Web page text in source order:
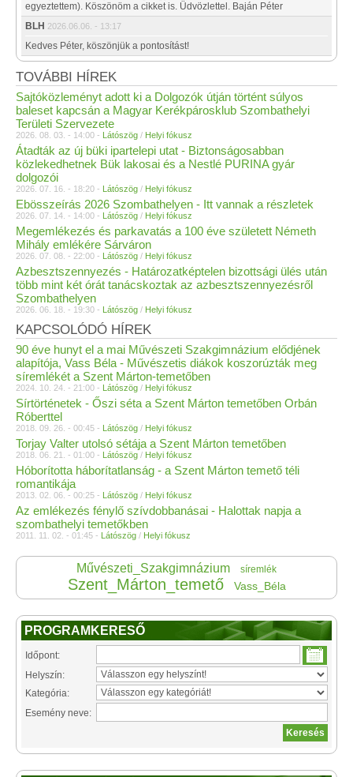
egyeztettem). Köszönöm a cikket is. Üdvözlettel. Baján Péter
BLH 2026.06.06. - 13:17
Kedves Péter, köszönjük a pontosítást!
TOVÁBBI HÍREK
Sajtóközleményt adott ki a Dolgozók útján történt súlyos
baleset kapcsán a Magyar Kerékpárosklub Szombathelyi
Területi Szervezete
2026. 08. 03. - 14:00 - Látószög / Helyi fókusz
Átadták az új büki ipartelepi utat - Biztonságosabban
közlekedhetnek Bük lakosai és a Nestlé PURINA gyár
dolgozói
2026. 07. 16. - 18:20 - Látószög / Helyi fókusz
Ebösszeírás 2026 Szombathelyen - Itt vannak a részletek
2026. 07. 14. - 14:00 - Látószög / Helyi fókusz
Megemlékezés és parkavatás a 100 éve született Németh
Mihály emlékére Sárváron
2026. 07. 08. - 22:00 - Látószög / Helyi fókusz
Azbesztszennyezés - Határozatképtelen bizottsági ülés után
több mint két órát tanácskoztak az azbesztszennyezésről
Szombathelyen
2026. 06. 18. - 19:30 - Látószög / Helyi fókusz
KAPCSOLÓDÓ HÍREK
90 éve hunyt el a mai Művészeti Szakgimnázium elődjének
alapítója, Vass Béla - Művészetis diákok koszorúzták meg
síremlékét a Szent Márton-temetőben
2024. 10. 24. - 21:00 - Látószög / Helyi fókusz
Sírtörténetek - Őszi séta a Szent Márton temetőben Orbán
Róberttel
2018. 09. 26. - 00:45 - Látószög / Helyi fókusz
Torjay Valter utolsó sétája a Szent Márton temetőben
2018. 06. 21. - 01:00 - Látószög / Helyi fókusz
Hóborította háborítatlanság - a Szent Márton temető téli
romantikája
2013. 02. 06. - 00:25 - Látószög / Helyi fókusz
Az emlékezés fénylő szívdobbanásai - Halottak napja a
szombathelyi temetőkben
2011. 11. 02. - 01:45 - Látószög / Helyi fókusz
Művészeti_Szakgimnázium síremlék
Szent_Márton_temető Vass_Béla
PROGRAMKERESŐ
Időpont:
Helyszín:
Kategória:
Esemény neve: